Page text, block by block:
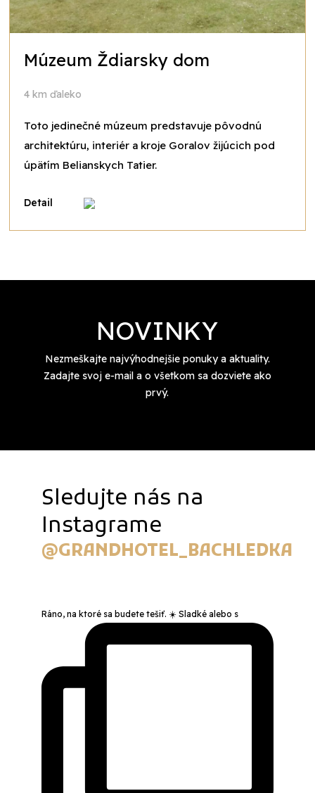
Múzeum Ždiarsky dom
4 km ďaleko
Toto jedinečné múzeum predstavuje pôvodnú
architektúru, interiér a kroje Goralov žijúcich pod
úpätím Belianskych Tatier.
Detail
NOVINKY
Nezmeškajte najvýhodnejšie ponuky a aktuality.
Zadajte svoj e-mail a o všetkom sa dozviete ako
prvý.
Sledujte nás na
Instagrame
@GRANDHOTEL_BACHLEDKA
Ráno, na ktoré sa budete tešiť. ☀️ Sladké alebo s